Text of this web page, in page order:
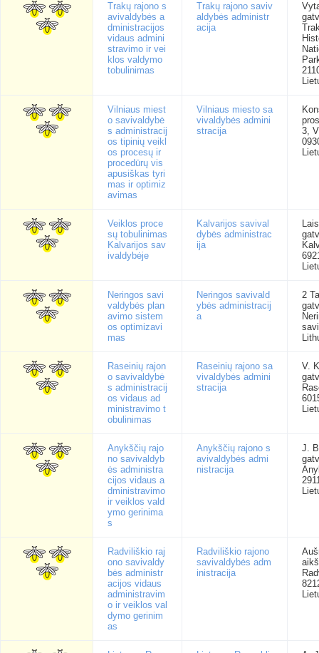
Trakų rajono s
avivaldybės a
dministracijos
vidaus admini
stravimo ir vei
klos valdymo
tobulinimas
Trakų rajono saviv
aldybės administr
acija
Vilniaus miest
o savivaldybė
s administracij
os tipinių veikl
os procesų ir
procedūrų vis
apusiškas tyri
mas ir optimiz
avimas
Vilniaus miesto sa
vivaldybės admini
stracija
3,
Veiklos proce
sų tobulinimas
Kalvarijos sav
ivaldybėje
Kalvarijos savival
dybės administrac
ija
Neringos savi
valdybės plan
avimo sistem
os optimizavi
mas
Neringos savivald
ybės administracij
a
2
Raseinių rajon
o savivaldybė
s administracij
os vidaus ad
ministravimo t
obulinimas
Raseinių rajono sa
vivaldybės admini
stracija
V.
Anykščių rajo
no savivaldyb
ės administra
cijos vidaus a
dministravimo
ir veiklos vald
ymo gerinima
s
Anykščių rajono s
avivaldybės admi
nistracija
J.
Radviliškio raj
ono savivaldy
bės administr
acijos vidaus
administravim
o ir veiklos val
dymo gerinim
as
Radviliškio rajono
savivaldybės adm
inistracija